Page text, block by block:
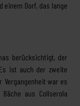
einem Dorf, das lange
berücksichtigt, der
ist auch der zweite
Vergangenheit war es
aus Collserola